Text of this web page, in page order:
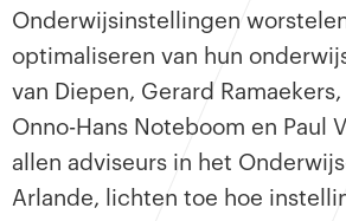
Onderwijsinstellingen
optimaliseren van hun
van Diepen, Gerard
Onno-Hans Noteboom en Paul
allen adviseurs in het
Arlande, lichten toe hoe